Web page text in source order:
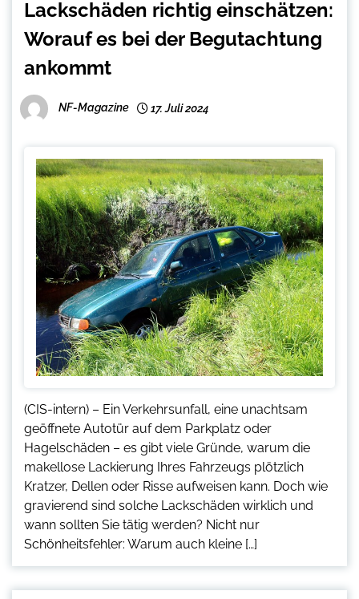
Lackschäden richtig einschätzen:
Worauf es bei der Begutachtung
ankommt
NF-Magazine 17. Juli 2024
(CIS-intern) – Ein Verkehrsunfall, eine unachtsam
geöffnete Autotür auf dem Parkplatz oder
Hagelschäden – es gibt viele Gründe, warum die
makellose Lackierung Ihres Fahrzeugs plötzlich
Kratzer, Dellen oder Risse aufweisen kann. Doch wie
gravierend sind solche Lackschäden wirklich und
wann sollten Sie tätig werden? Nicht nur
Schönheitsfehler: Warum auch kleine […]